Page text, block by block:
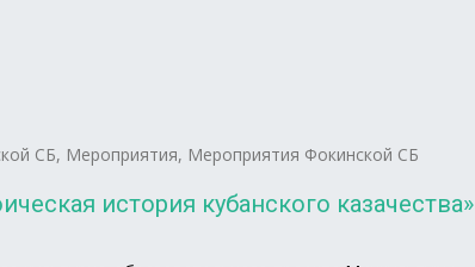
СБ, Мероприятия, Мероприятия Фокинской СБ
история кубанского казачества»